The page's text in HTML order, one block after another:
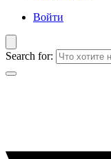
Войти
Search for: